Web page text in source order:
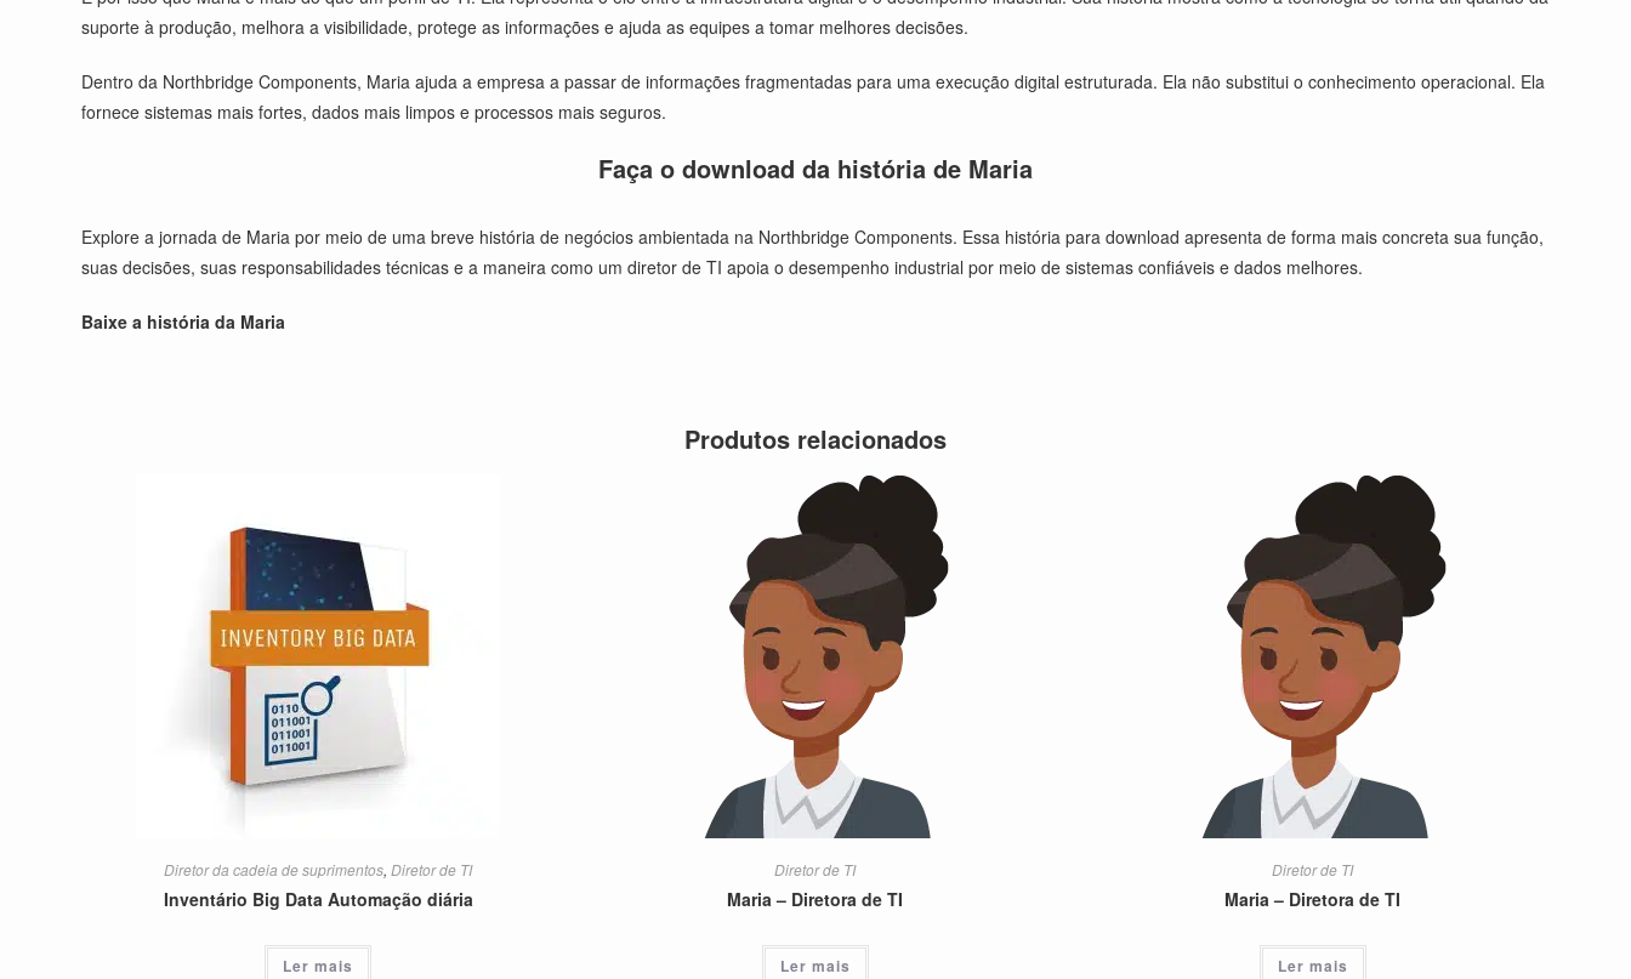
suporte à produção, melhora a visibilidade, protege as informações e ajuda as equipes a tomar melhores decisões.
Dentro da Northbridge Components, Maria ajuda a empresa a passar de informações fragmentadas para uma execução digital estruturada. Ela não substitui o conhecimento operacional. Ela
fornece sistemas mais fortes, dados mais limpos e processos mais seguros.
Faça o download da história de Maria
Explore a jornada de Maria por meio de uma breve história de negócios ambientada na Northbridge Components. Essa história para download apresenta de forma mais concreta sua função,
suas decisões, suas responsabilidades técnicas e a maneira como um diretor de TI apoia o desempenho industrial por meio de sistemas confiáveis e dados melhores.
Baixe a história da Maria
Produtos relacionados
Diretor da cadeia de suprimentos,Diretor de TI
Inventário Big Data Automação diária
Ler mais
Diretor de TI
Maria – Diretora de TI
Ler mais
Diretor de TI
Maria – Diretora de TI
Ler mais